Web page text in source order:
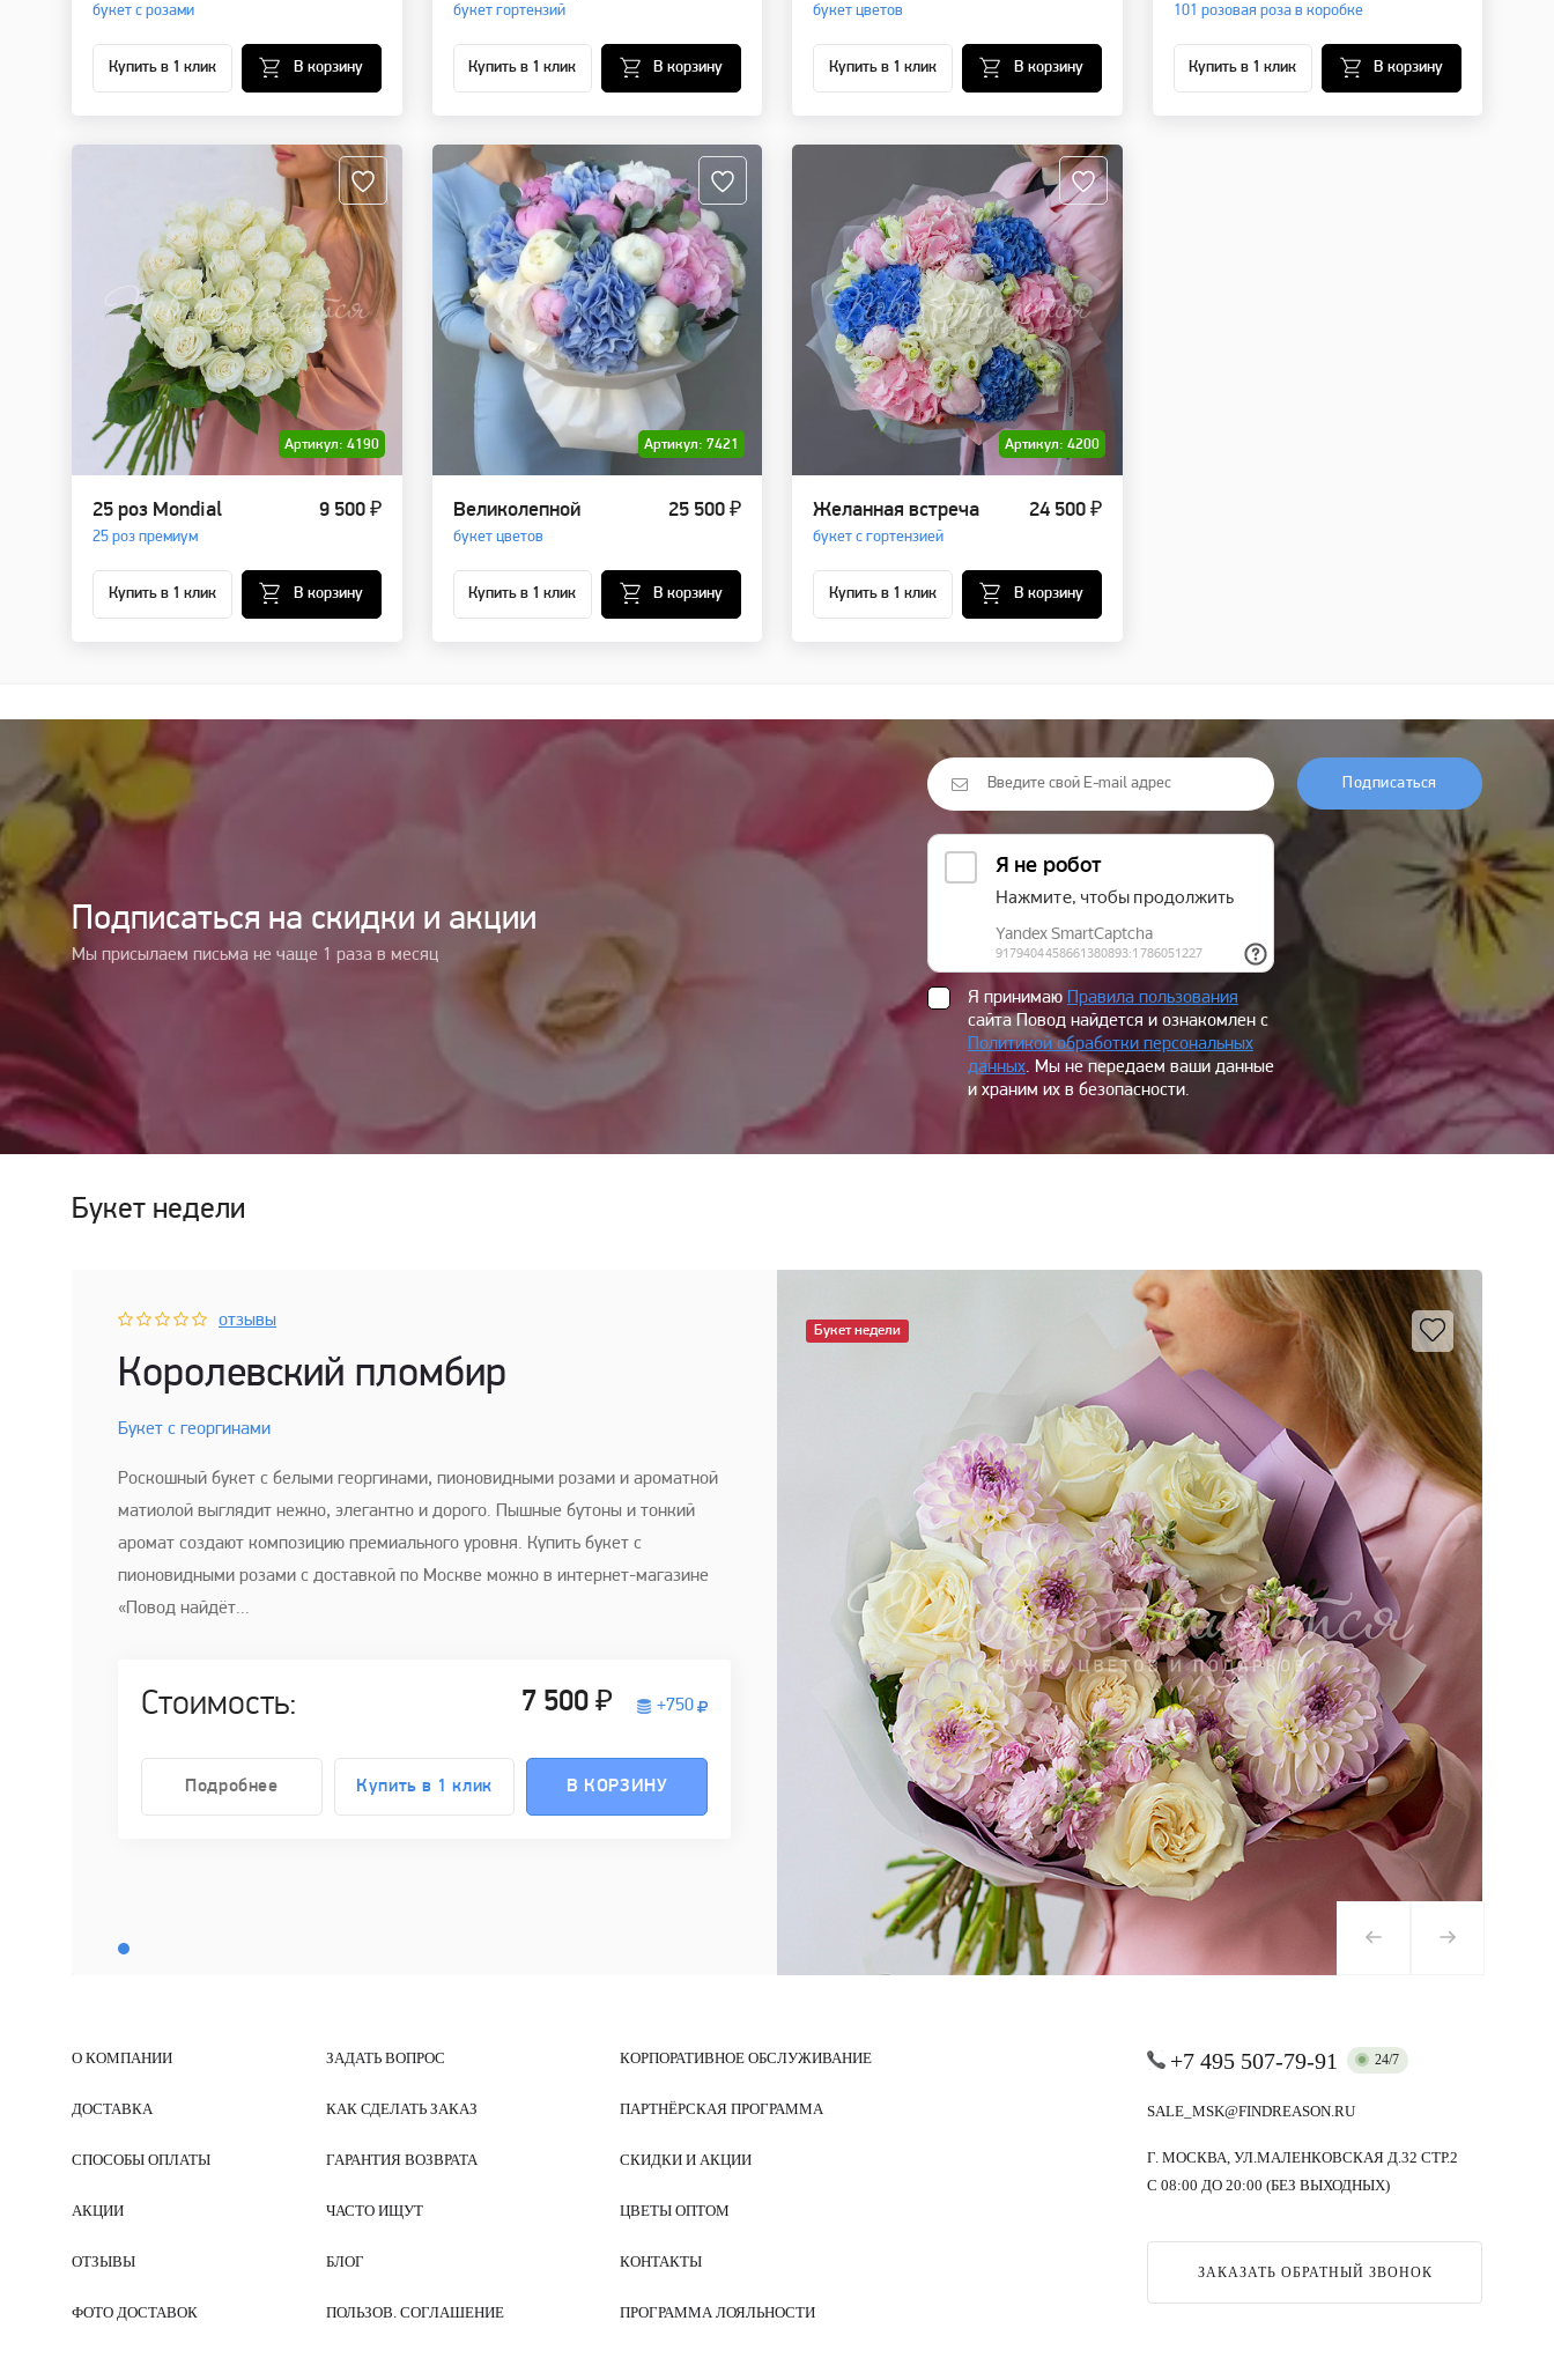
букет с розами
Купить в 1 клик В корзину
букет гортензий
Купить в 1 клик В корзину
букет цветов
Купить в 1 клик В корзину
101 розовая роза в коробке
Купить в 1 клик В корзину
Артикул: 4190
25 роз Mondial
25 роз премиум
9 500 ₽
Купить в 1 клик В корзину
Артикул: 7421
Великолепной
букет цветов
25 500 ₽
Купить в 1 клик В корзину
Артикул: 4200
Желанная встреча
букет с гортензией
24 500 ₽
Купить в 1 клик В корзину
Подписаться на cкидки и акции
Мы присылаем письма не чаще 1 раза в месяц
Я принимаю
Правила пользования
сайта Повод найдется и ознакомлен с
Политикой обработки персональных
данных. Мы не передаем ваши данные
и храним их в безопасности.
Подписаться
Букет недели
отзывы
Королевский пломбир
Букет с георгинами
Роскошный букет с белыми георгинами, пионовидными розами и ароматной
матиолой выглядит нежно, элегантно и дорого. Пышные бутоны и тонкий
аромат создают композицию премиального уровня. Купить букет с
пионовидными розами с доставкой по Москве можно в интернет-магазине
«Повод найдёт...
Стоимость: 7 500 ₽ +750
Подробнее Купить в 1 клик В КОРЗИНУ
Букет недели
О КОМПАНИИ
ДОСТАВКА
СПОСОБЫ ОПЛАТЫ
АКЦИИ
ОТЗЫВЫ
ФОТО ДОСТАВОК
ЗАДАТЬ ВОПРОС
КАК СДЕЛАТЬ ЗАКАЗ
ГАРАНТИЯ ВОЗВРАТА
ЧАСТО ИЩУТ
БЛОГ
ПОЛЬЗОВ. СОГЛАШЕНИЕ
КОРПОРАТИВНОЕ ОБСЛУЖИВАНИЕ
ПАРТНЁРСКАЯ ПРОГРАММА
СКИДКИ И АКЦИИ
ЦВЕТЫ ОПТОМ
КОНТАКТЫ
ПРОГРАММА ЛОЯЛЬНОСТИ
+7 495 507-79-91 24/7
SALE_MSK@FINDREASON.RU
Г. МОСКВА, УЛ.МАЛЕНКОВСКАЯ Д.32 СТР.2
С 08:00 ДО 20:00 (БЕЗ ВЫХОДНЫХ)
ЗАКАЗАТЬ ОБРАТНЫЙ ЗВОНОК